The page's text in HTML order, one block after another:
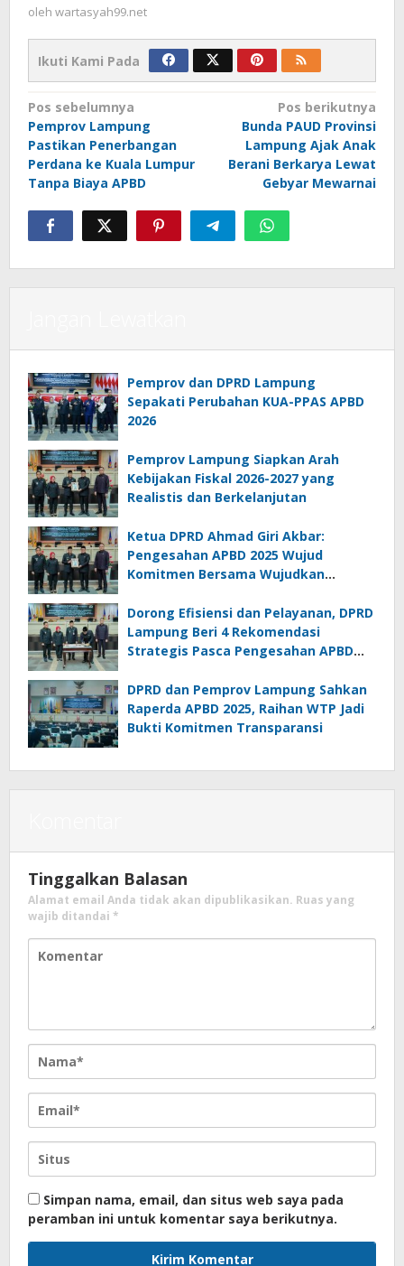
oleh wartasyah99.net
Ikuti Kami Pada
Navigasi
pos
Pos sebelumnya
Pemprov Lampung
Pastikan Penerbangan
Perdana ke Kuala Lumpur
Tanpa Biaya APBD
Pos berikutnya
Bunda PAUD Provinsi
Lampung Ajak Anak
Berani Berkarya Lewat
Gebyar Mewarnai
Pemprov dan DPRD Lampung
Sepakati Perubahan KUA-PPAS APBD
2026
Pemprov Lampung Siapkan Arah
Kebijakan Fiskal 2026-2027 yang
Realistis dan Berkelanjutan
Ketua DPRD Ahmad Giri Akbar:
Pengesahan APBD 2025 Wujud
Komitmen Bersama Wujudkan
Dorong Efisiensi dan Pelayanan, DPRD
Lampung Beri 4 Rekomendasi
Strategis Pasca Pengesahan APBD
DPRD dan Pemprov Lampung Sahkan
Raperda APBD 2025, Raihan WTP Jadi
Bukti Komitmen Transparansi
Tinggalkan Balasan
Alamat email Anda tidak akan dipublikasikan. Ruas yang
wajib ditandai *
Simpan nama, email, dan situs web saya pada
peramban ini untuk komentar saya berikutnya.